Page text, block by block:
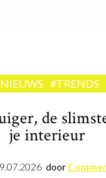
#TRENDS
de
je interieur
door